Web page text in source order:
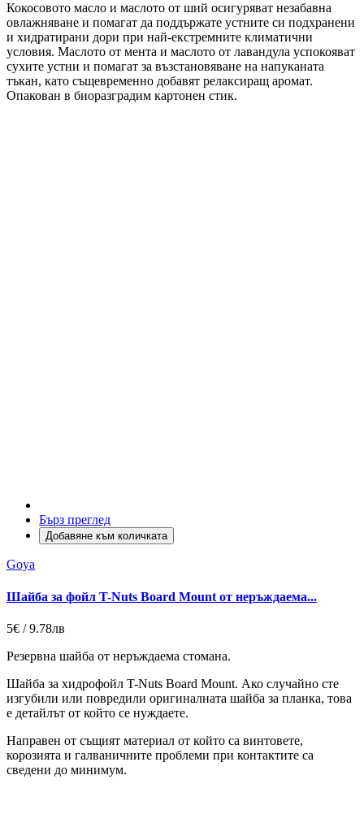
Кокосовото масло и маслото от ший осигуряват незабавна
овлажняване и помагат да поддържате устните си подхранени
и хидратирани дори при най-екстремните климатични
условия. Маслото от мента и маслото от лавандула успокояват
сухите устни и помагат за възстановяване на напуканата
тъкан, като същевременно добавят релаксиращ аромат.
Опакован в биоразградим картонен стик.
Бърз преглед
Добавяне към количката
Goya
Шайба за фойл T-Nuts Board Mount от неръждаема...
5€ / 9.78лв
Резервна шайба от неръждаема стомана.
Шайба за хидрофойл T-Nuts Board Mount. Ако случайно сте
изгубили или повредили оригиналната шайба за планка, това
е детайлът от който се нуждаете.
Направен от същият материал от който са винтовете,
корозията и галваничните проблеми при контактите са
сведени до минимум.